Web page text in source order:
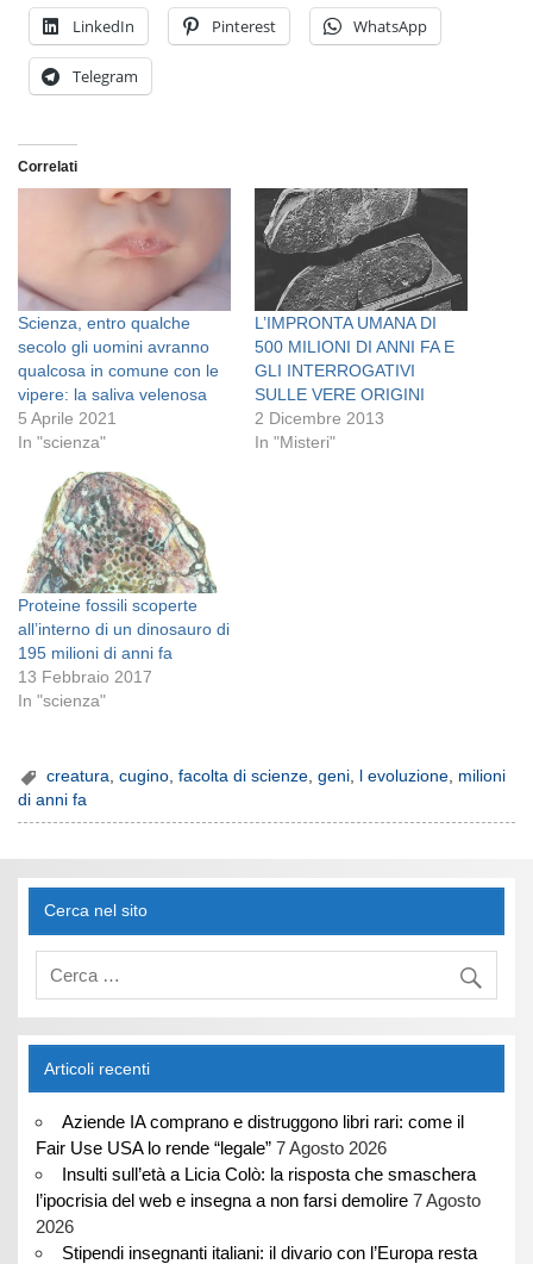
LinkedIn Pinterest WhatsApp
Telegram
Correlati
Scienza, entro qualche
secolo gli uomini avranno
qualcosa in comune con le
vipere: la saliva velenosa
5 Aprile 2021
In "scienza"
L’IMPRONTA UMANA DI
500 MILIONI DI ANNI FA E
GLI INTERROGATIVI
SULLE VERE ORIGINI
2 Dicembre 2013
In "Misteri"
Proteine ​​fossili scoperte
all’interno di un dinosauro di
195 milioni di anni fa
13 Febbraio 2017
In "scienza"
creatura,cugino,facolta di scienze,geni, l evoluzione, milioni
di anni fa
Cerca nel sito
Articoli recenti
Aziende IA comprano e distruggono libri rari: come il
Fair Use USA lo rende “legale” 7 Agosto 2026
Insulti sull’età a Licia Colò: la risposta che smaschera
l’ipocrisia del web e insegna a non farsi demolire 7 Agosto
2026
Stipendi insegnanti italiani: il divario con l’Europa resta